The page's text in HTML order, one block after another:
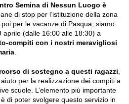
Semina di Nessun Luogo è
di stop per l’istituzione della zona
per le vacanze di Pasqua, siamo
(dalle 16:00 alle 18:30) a
compiti con i nostri meravigliosi
di sostegno a questi ragazzi
per la realizzazione dei compiti a
scuole. L’elemento più importante
di poter svolgere questo servizio in